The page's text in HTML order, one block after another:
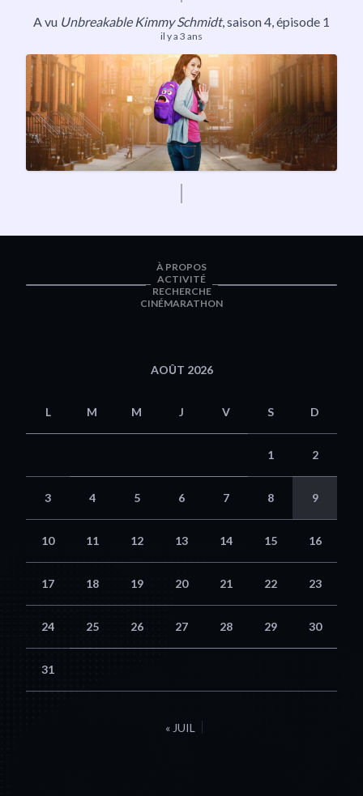
A vu Unbreakable Kimmy Schmidt,saison 4, épisode 1
il y a 3 ans
À PROPOS
ACTIVITÉ
RECHERCHE
CINÉMARATHON
AOÛT 2026
L M M J V S D
1 2
3 4 5 6 7 8 9
10 11 12 13 14 15 16
17 18 19 20 21 22 23
24 25 26 27 28 29 30
31
« JUIL